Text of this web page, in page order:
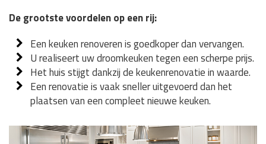
De grootste voordelen op een rij:
Een keuken renoveren is goedkoper dan vervangen.
U realiseert uw droomkeuken tegen een scherpe prijs.
Het huis stijgt dankzij de keukenrenovatie in waarde.
Een renovatie is vaak sneller uitgevoerd dan het
plaatsen van een compleet nieuwe keuken.